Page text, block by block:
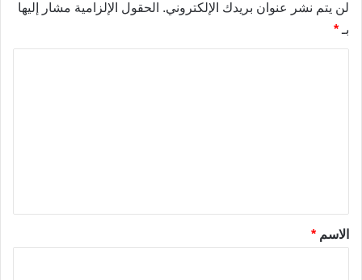
لن يتم نشر عنوان بريدك الإلكتروني. الحقول الإلزامية مشار إليها
بـ *
*الاسم *